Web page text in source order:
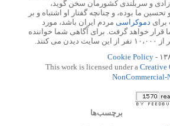
و سربلندی کشورمان سخن گوید،
ما بوده، و چنانچه گفتار او اشتباه و بر
دموکراسی مردم ایران باشد، مورد
قرار خواهد گرفت. برای آگاهی شما خواننده
کنند.
Cookie Policy
This work is licensed under a Creative
NonCommercial-
برچسب‌ها